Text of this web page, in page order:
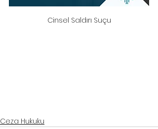
Cinsel Saldırı Suçu
Ceza Hukuku